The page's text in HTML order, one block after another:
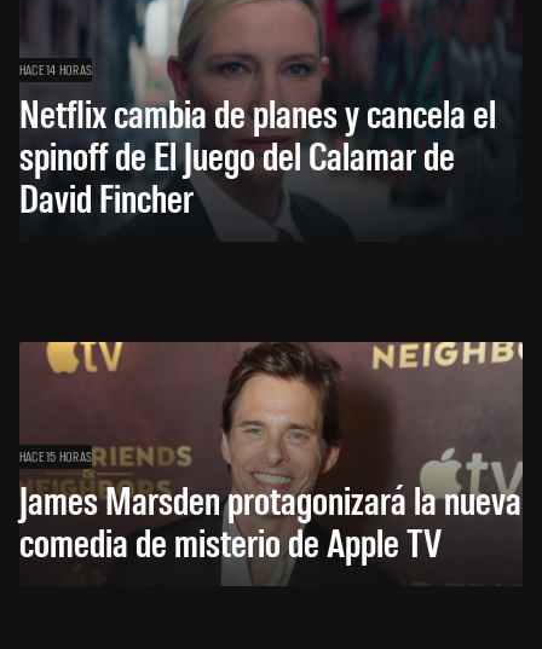
HACE 14 HORAS
Netflix cambia de planes y cancela el
spinoff de El Juego del Calamar de
David Fincher
HACE 15 HORAS
James Marsden protagonizará la nueva
comedia de misterio de Apple TV